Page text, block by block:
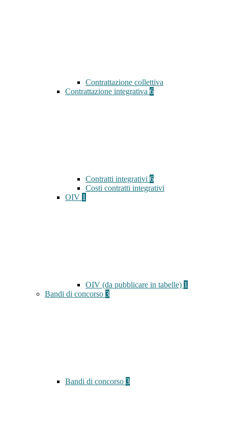
Contrattazione collettiva
Contrattazione integrativa 6
Contratti integrativi 6
Costi contratti integrativi
OIV 1
OIV (da pubblicare in tabelle) 1
Bandi di concorso 3
Bandi di concorso 3